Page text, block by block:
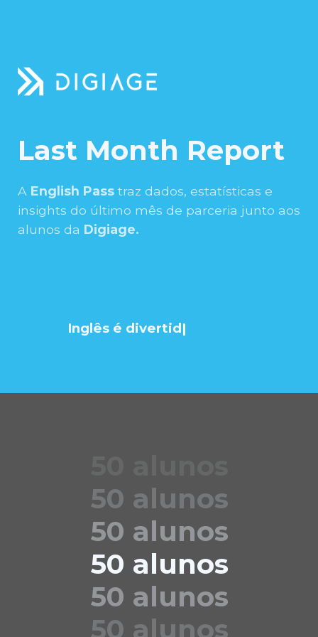
Last Month Report
A English Pass traz dados, estatísticas e
insights do último mês de parceria junto aos
alunos da Digiage.
Inglês é divertid|
50 alunos
50 alunos
50 alunos
50 alunos
50 alunos